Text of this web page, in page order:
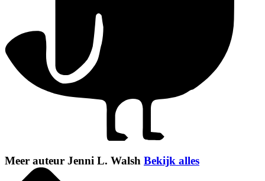
Meer auteur Jenni L. Walsh Bekijk alles